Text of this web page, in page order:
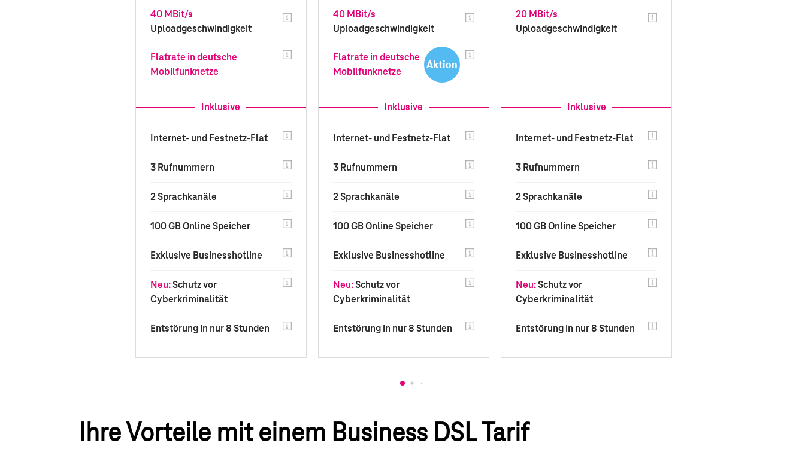
40 MBit/s
Uploadgeschwindigkeit
Flatrate in deutsche
Mobilfunknetze
Inklusive
Internet- und Festnetz-Flat
3 Rufnummern
2 Sprachkanäle
100 GB Online Speicher
Exklusive Businesshotline
Neu:Schutz vor
Cyberkriminalität
Entstörung in nur 8 Stunden
40 MBit/s
Uploadgeschwindigkeit
Flatrate in deutsche
Mobilfunknetze
Aktion
Inklusive
Internet- und Festnetz-Flat
3 Rufnummern
2 Sprachkanäle
100 GB Online Speicher
Exklusive Businesshotline
Neu:Schutz vor
Cyberkriminalität
Entstörung in nur 8 Stunden
20 MBit/s
Uploadgeschwindigkeit
Inklusive
Internet- und Festnetz-Flat
3 Rufnummern
2 Sprachkanäle
100 GB Online Speicher
Exklusive Businesshotline
Neu:Schutz vor
Cyberkriminalität
Entstörung in nur 8 Stunden
Ihre Vorteile mit einem Business DSL Tarif